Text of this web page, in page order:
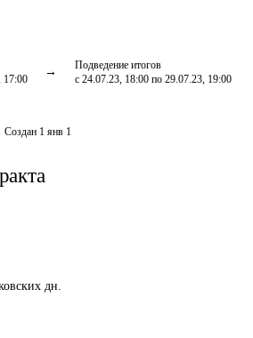
17:00
Подведение итогов
с 24.07.23, 18:00 по 29.07.23, 19:00
Создан 1 янв 1
дн.